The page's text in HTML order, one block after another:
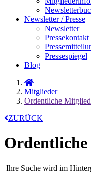
Newsletter / Presse
Newsletter
Pressekontakt
Pressespiegel
Blog
Mitglieder
Ordentliche
ZURÜCK
Ihre Suche wird im